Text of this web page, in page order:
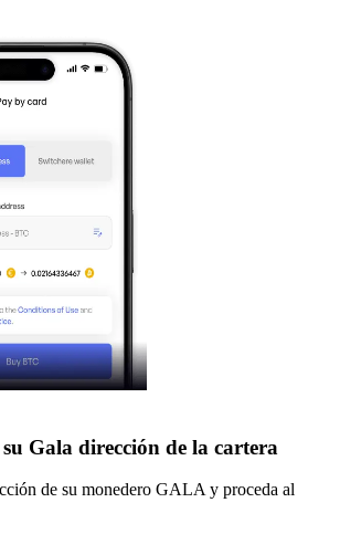
su Gala dirección de la cartera
de su monedero GALA y proceda al